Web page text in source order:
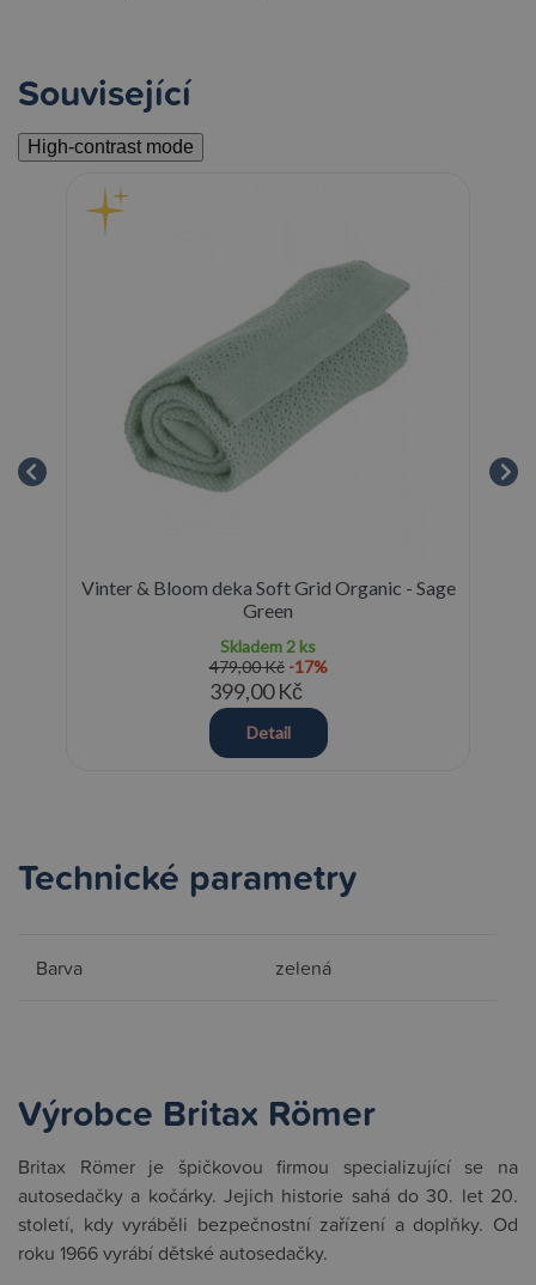
Související
High-contrast mode
Vinter & Bloom deka Soft Grid Organic - Sage
Green
Skladem 2 ks
479,00 Kč -17%
399,00 Kč
Detail
Technické parametry
Barva zelená
Výrobce Britax Römer
Britax Römer je špičkovou firmou specializující se na
autosedačky a kočárky. Jejich historie sahá do 30. let 20.
století, kdy vyráběli bezpečnostní zařízení a doplňky. Od
roku 1966 vyrábí dětské autosedačky.